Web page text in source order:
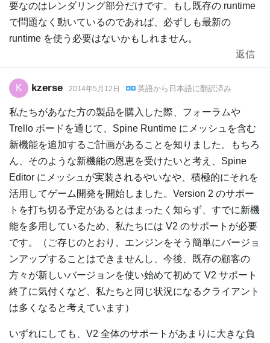
要なのはレンダリング部分だけです。もし既存の runtime
で問題なく動いているのであれば、必ずしも最新の
runtime を使う必要はないかもしれません。
返信
K kzerse 2014年5月12日 英語から 日本語に翻訳済み
私たちがあなた方の製品を購入した際、フォーラムや
Trello ボードを通じて、Spine Runtime にメッシュを含む
新機能を追加するご計画があることを知りました。もちろ
ん、そのような新機能の恩恵を受けたいと考え、Spine
Editor にメッシュが実装されるやいなや、積極的にそれを
活用してゲーム開発を開始しました。Version 2 のサポー
トを打ち切る予定があるとはまったく知らず、すでに新機
能を多用しているため、私たちには V2 のサポートが必要
です。（ご存じのとおり、エンジンをそう簡単にバージョ
ンアップすることはできませんし、今後、既存の顧客の
方々が新しいバージョンを使い始めて初めて V2 サポート
終了に気付くなど、私たちと同じ状況になるクライアント
は多くなると考えています）
いずれにしても、V2 全体のサポートがあまりに大きな負